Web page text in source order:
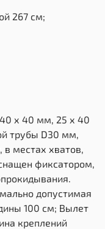
267 см;
х 40 мм, 25 х 40
трубы D30 мм,
местах хватов,
фиксатором,
допустимая
100 см; Вылет
креплений